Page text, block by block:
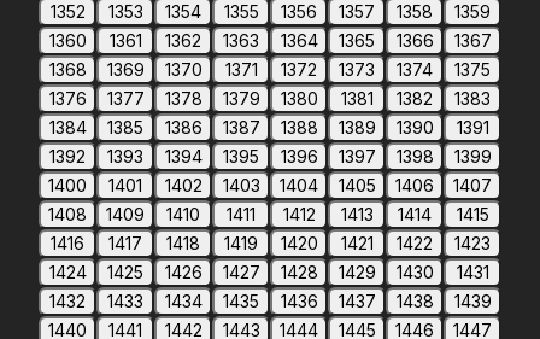
1352
1353 1354 1355 1356 1357 1358
1359
1360
1361 1362 1363 1364 1365 1366
1367
1368
1369 1370 1371 1372 1373 1374
1375
1376
1377 1378 1379 1380 1381 1382
1383
1384
1385 1386 1387 1388 1389 1390
1391
1392
1393 1394 1395 1396 1397 1398
1399
1400
1401 1402 1403 1404 1405 1406
1407
1408
1409 1410 1411 1412 1413 1414
1415
1416
1417 1418 1419 1420 1421 1422
1423
1424
1425 1426 1427 1428 1429 1430
1431
1432
1433 1434 1435 1436 1437 1438
1439
1440
1441 1442 1443 1444 1445 1446 1447